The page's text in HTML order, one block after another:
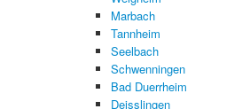
Marbach
Tannheim
Seelbach
Schwenningen
Bad Duerrheim
Deisslingen